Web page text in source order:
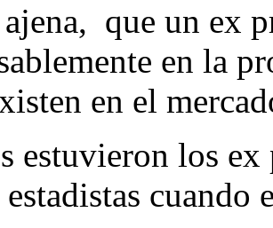
que un ex
en la
en el
estuvieron los ex